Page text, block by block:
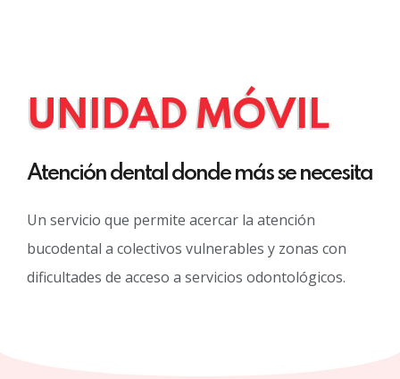
UNIDAD MÓVIL
Atención dental donde más se necesita
Un servicio que permite acercar la atención
bucodental a colectivos vulnerables y zonas con
dificultades de acceso a servicios odontológicos.